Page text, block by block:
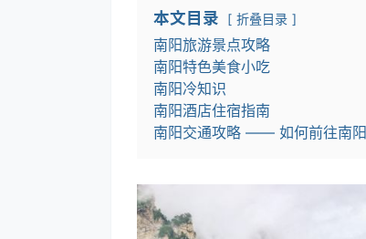
本文目录 折叠目录
南阳旅游景点攻略
南阳特色美食小吃
南阳冷知识
南阳酒店住宿指南
南阳交通攻略 —— 如何前往南阳